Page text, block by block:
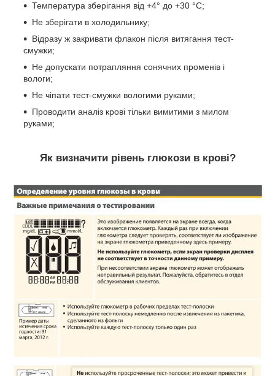
Температура зберігання від +4° до +30 °C;
Не зберігати в холодильнику;
Відразу ж закривати флакон після витягання тест-
смужки;
Не допускати потрапляння сонячних променів і
вологи;
Не чіпати тест-смужки вологими руками;
Проводити аналіз крові тільки вимитими з милом
руками;
Як визначити рівень глюкози в крові?